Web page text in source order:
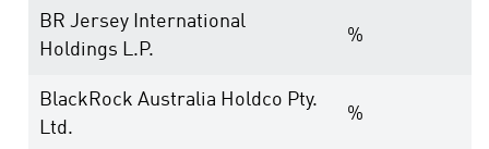
BR Jersey International
Holdings L.P.
%
BlackRock Australia Holdco Pty.
Ltd.
%